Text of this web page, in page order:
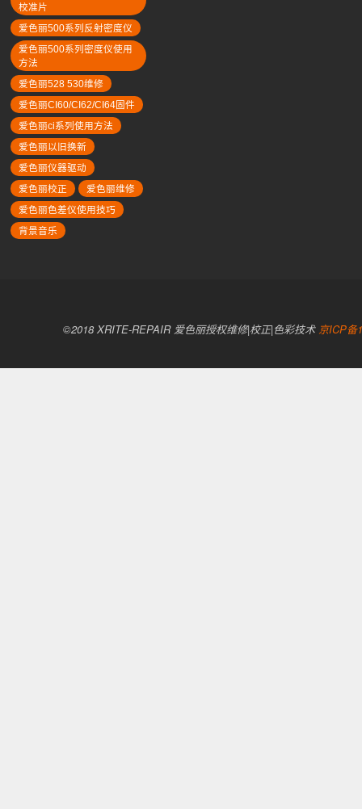
校准片
爱色丽500系列反射密度仪
爱色丽500系列密度仪使用
方法
爱色丽528 530维修
爱色丽CI60/CI62/CI64固件
爱色丽ci系列使用方法
爱色丽以旧换新
爱色丽仪器驱动
爱色丽校正
爱色丽维修
爱色丽色差仪使用技巧
背景音乐
©2018 XRITE-REPAIR 爱色丽授权维修|校正|色彩技术 京ICP备